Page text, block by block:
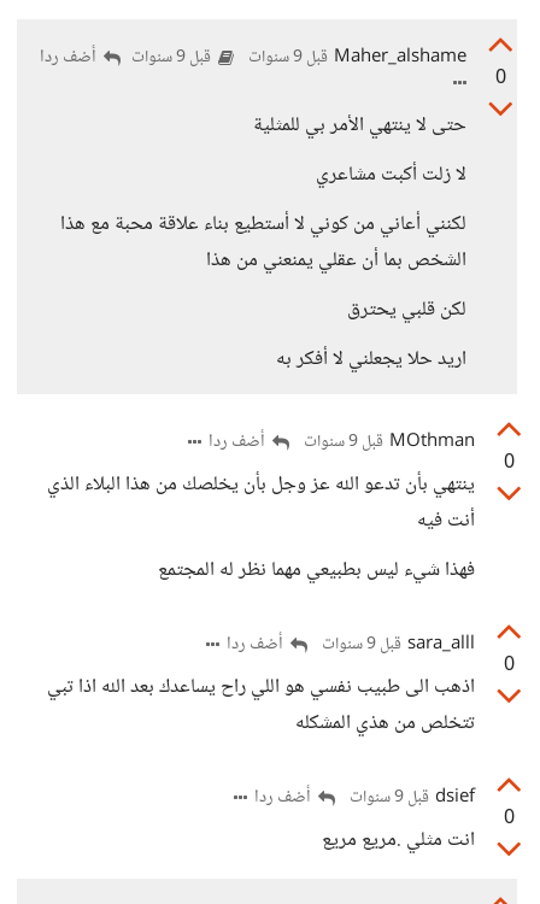
0
Maher_alshame قبل 9 سنوات قبل 9 سنوات أضف ردا
حتى لا ينتهي الأمر بي للمثلية
لا زلت أكبت مشاعري
لكنني أعاني من كوني لا أستطيع بناء علاقة محبة مع هذا
الشخص بما أن عقلي يمنعني من هذا
لكن قلبي يحترق
اريد حلا يجعلني لا أفكر به
0
MOthman قبل 9 سنوات أضف ردا
ينتهي بأن تدعو الله عز وجل بأن يخلصك من هذا البلاء الذي
أنت فيه
فهذا شيء ليس بطبيعي مهما نظر له المجتمع
0
sara_alll قبل 9 سنوات أضف ردا
اذهب الى طبيب نفسي هو اللي راح يساعدك بعد الله اذا تبي
تتخلص من هذي المشكله
0
dsief قبل 9 سنوات أضف ردا
انت مثلي .مريع مريع